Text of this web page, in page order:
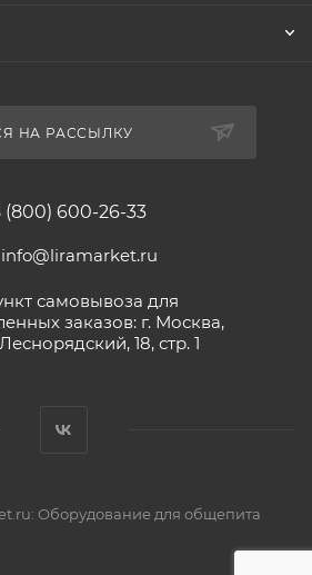
НА РАССЫЛКУ
(800) 600-26-33
info@liramarket.ru
самовывоза для
заказов: г. Москва,
18, стр. 1
Оборудование для общепита